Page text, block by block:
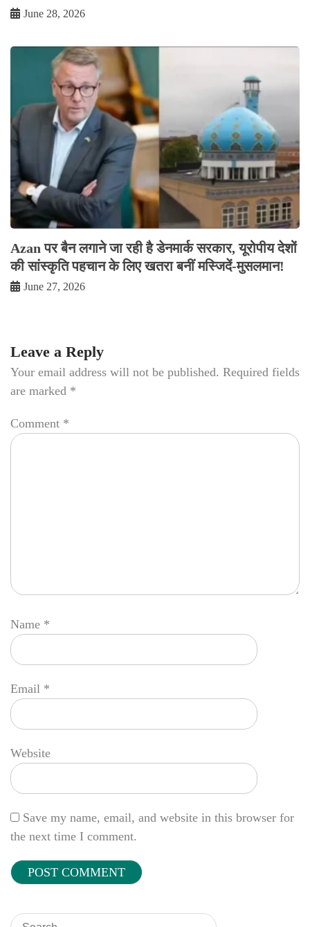
June 28, 2026
Azan पर बैन लगाने जा रही है डेनमार्क सरकार, यूरोपीय देशों
की सांस्कृति पहचान के लिए खतरा बनीं मस्जिदें-मुसलमान!
June 27, 2026
Leave a Reply
Your email address will not be published. Required fields
are marked *
Comment *
Name *
Email *
Website
Save my name, email, and website in this browser for
the next time I comment.
Search